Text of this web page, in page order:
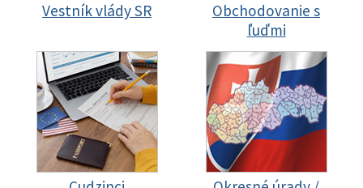
Vestník vlády SR
Obchodovanie s
ľuďmi